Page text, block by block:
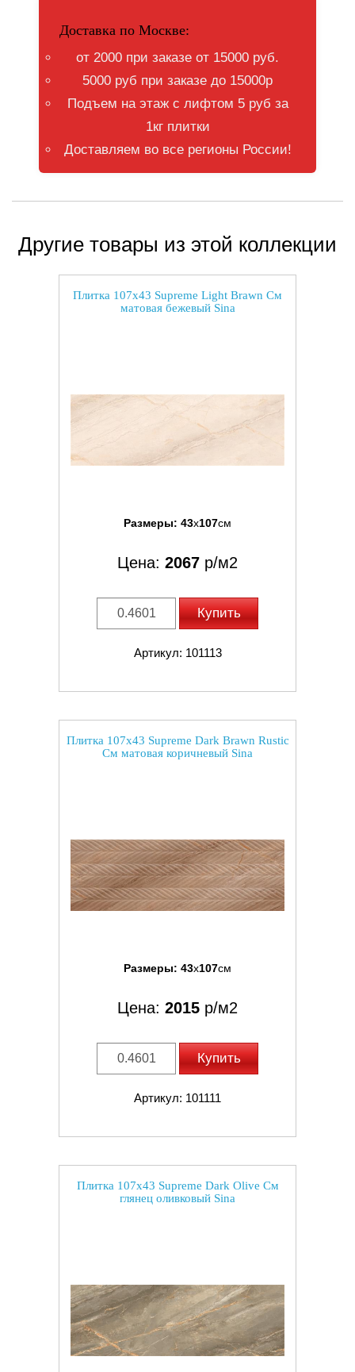
Доставка по Москве:
от 2000 при заказе от 15000 руб.
5000 руб при заказе до 15000р
Подъем на этаж с лифтом 5 руб за
1кг плитки
Доставляем во все регионы России!
Другие товары из этой коллекции
Плитка 107x43 Supreme Light Brawn См
матовая бежевый Sina
Размеры: 43x107см
Цена: 2067 р/м2
Купить
Артикул: 101113
Плитка 107x43 Supreme Dark Brawn Rustic
См матовая коричневый Sina
Размеры: 43x107см
Цена: 2015 р/м2
Купить
Артикул: 101111
Плитка 107x43 Supreme Dark Olive См
глянец оливковый Sina